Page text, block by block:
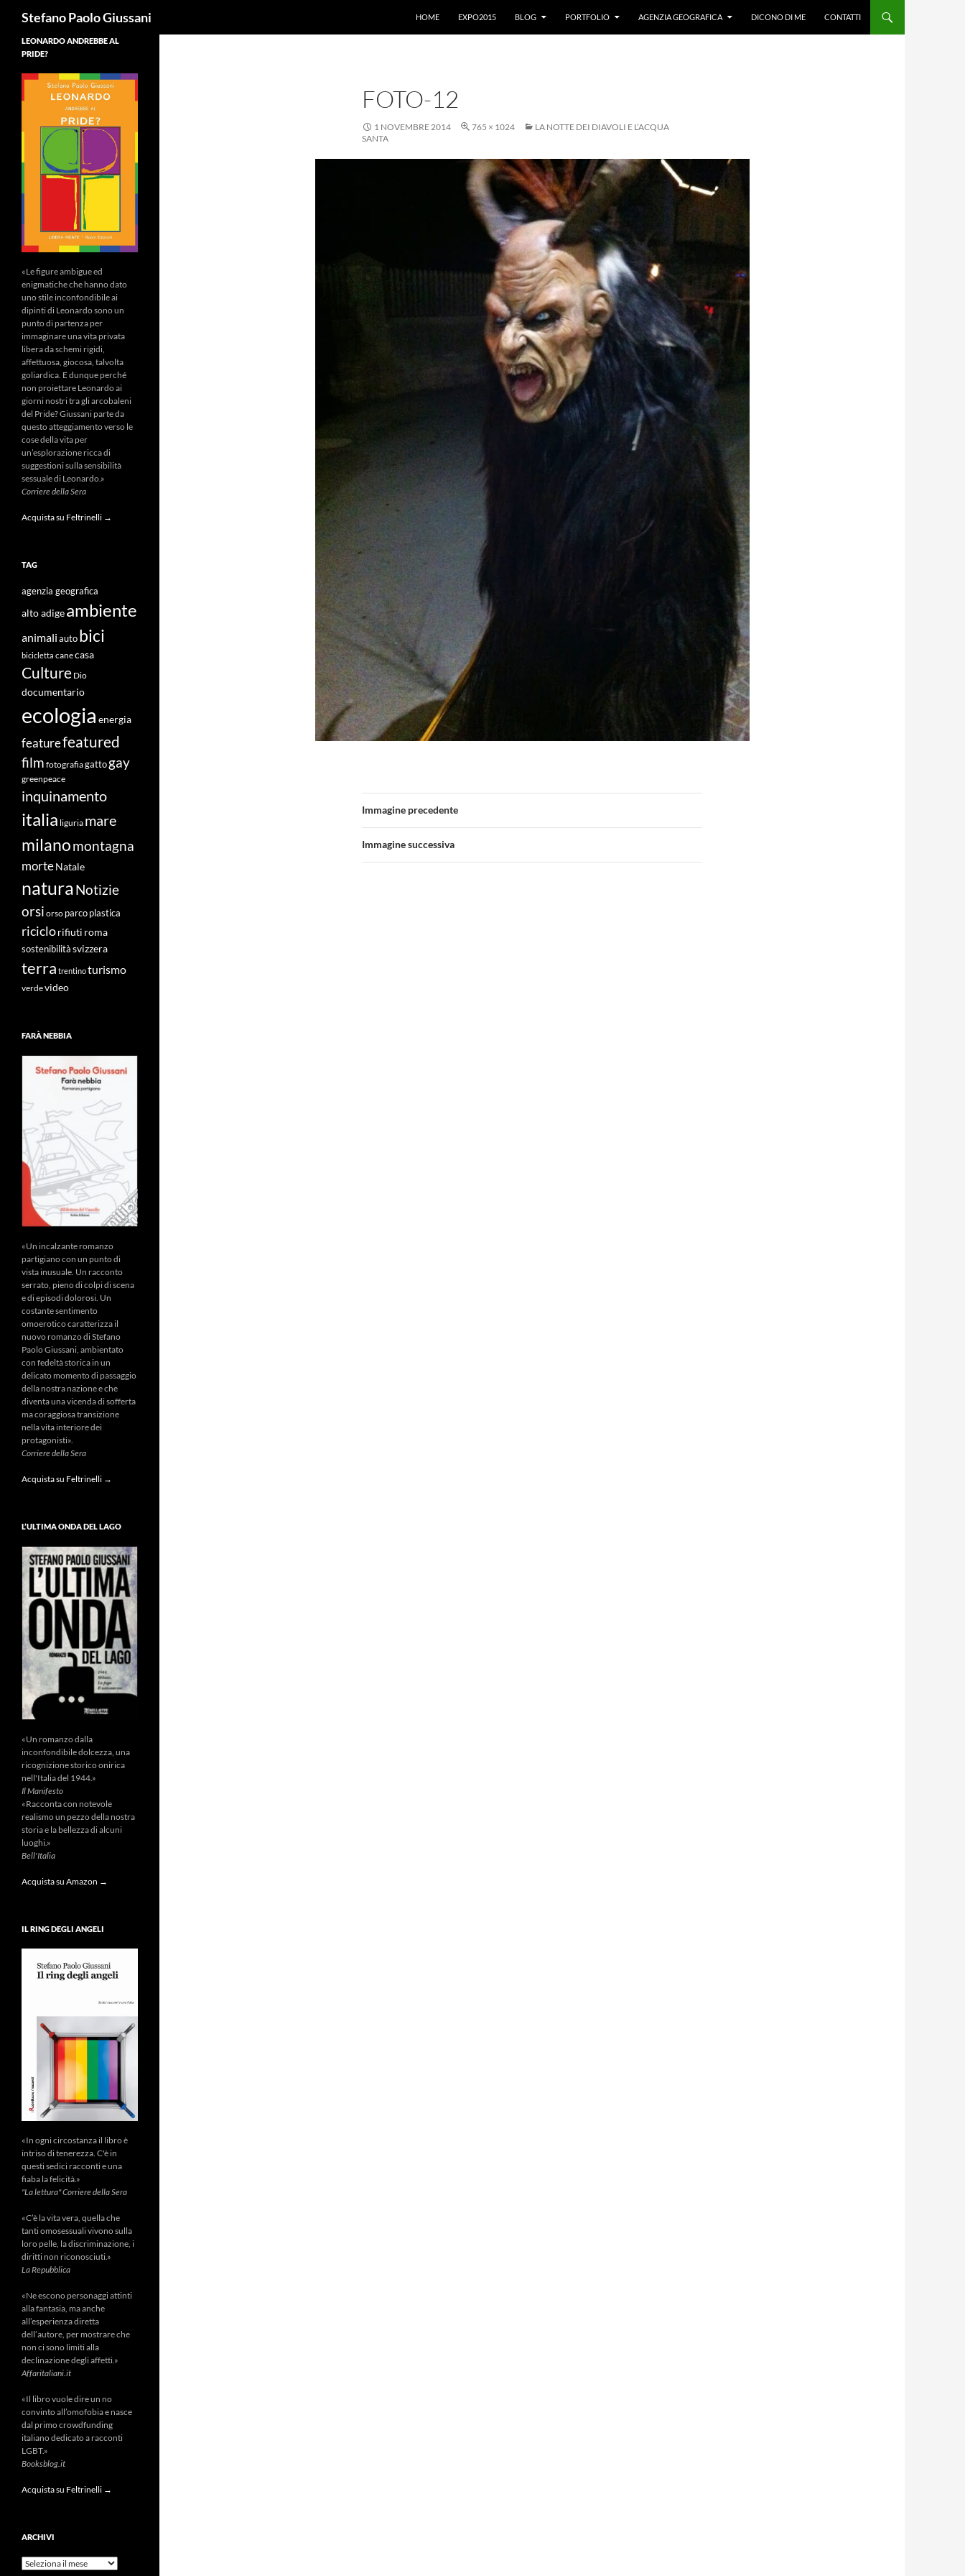
Stefano Paolo Giussani
HOME
EXPO2015 BLOG PORTFOLIO AGENZIA GEOGRAFICA DICONO DI ME CONTATTI
FOTO-12
1 NOVEMBRE 2014 765 × 1024
LA NOTTE DEI DIAVOLI E L’ACQUA
SANTA
Immagine precedente
Immagine successiva
LEONARDO ANDREBBE AL
PRIDE?
«Le figure ambigue ed
enigmatiche che hanno dato
uno stile inconfondibile ai
dipinti di Leonardo sono un
punto di partenza per
immaginare una vita privata
libera da schemi rigidi,
affettuosa, giocosa, talvolta
goliardica. E dunque perché
non proiettare Leonardo ai
giorni nostri tra gli arcobaleni
del Pride? Giussani parte da
questo atteggiamento verso le
cose della vita per
un’esplorazione ricca di
suggestioni sulla sensibilità
sessuale di Leonardo.»
Corriere della Sera
Acquista su Feltrinelli →
TAG
agenzia geografica
alto adigeambiente
animali auto bici
bicicletta canecasa
Culture Dio
documentario
ecologia energia
featurefeatured
film fotografiagatto gay
greenpeace
inquinamento
italia liguria mare
milanomontagna
morteNatale
naturaNotizie
orsi orso parco plastica
riciclorifiuti roma
sostenibilità svizzera
terra trentinoturismo
verdevideo
FARÀ NEBBIA
«Un incalzante romanzo
partigiano con un punto di
vista inusuale. Un racconto
serrato, pieno di colpi di scena
e di episodi dolorosi. Un
costante sentimento
omoerotico caratterizza il
nuovo romanzo di Stefano
Paolo Giussani, ambientato
con fedeltà storica in un
delicato momento di passaggio
della nostra nazione e che
diventa una vicenda di sofferta
ma coraggiosa transizione
nella vita interiore dei
protagonisti».
Corriere della Sera
Acquista su Feltrinelli →
L’ULTIMA ONDA DEL LAGO
«Un romanzo dalla
inconfondibile dolcezza, una
ricognizione storico onirica
nell'Italia del 1944.»
Il Manifesto
«Racconta con notevole
realismo un pezzo della nostra
storia e la bellezza di alcuni
luoghi.»
Bell'Italia
Acquista su Amazon →
IL RING DEGLI ANGELI
«In ogni circostanza il libro è
intriso di tenerezza. C'è in
questi sedici racconti e una
fiaba la felicità.»
"La lettura" Corriere della Sera
«C’è la vita vera, quella che
tanti omosessuali vivono sulla
loro pelle, la discriminazione, i
diritti non riconosciuti.»
La Repubblica
«Ne escono personaggi attinti
alla fantasia, ma anche
all’esperienza diretta
dell’autore, per mostrare che
non ci sono limiti alla
declinazione degli affetti.»
Affaritaliani.it
«Il libro vuole dire un no
convinto all’omofobia e nasce
dal primo crowdfunding
italiano dedicato a racconti
LGBT.»
Booksblog.it
Acquista su Feltrinelli →
ARCHIVI
Archivi